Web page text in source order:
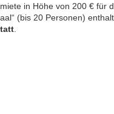
in Höhe von 200 € für
(bis 20 Personen)